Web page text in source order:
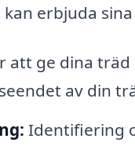
erbjuda
att ge dina
av din
Identifiering